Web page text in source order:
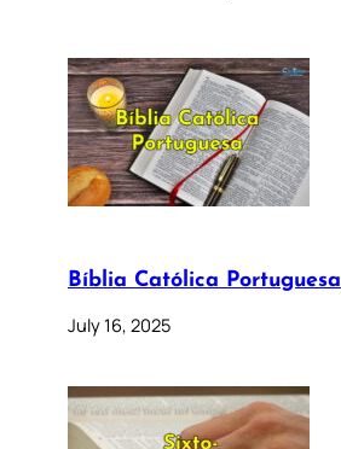
Bíblia Católica Portuguesa
July 16, 2025